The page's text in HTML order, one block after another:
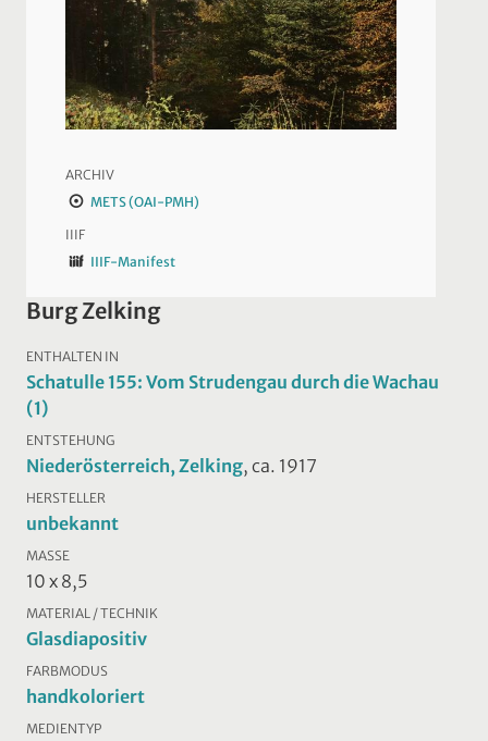
ARCHIV
METS (OAI-PMH)
IIIF
IIIF-Manifest
Burg Zelking
ENTHALTEN IN
Schatulle 155: Vom Strudengau durch die Wachau
(1)
ENTSTEHUNG
Niederösterreich, Zelking, ca. 1917
HERSTELLER
unbekannt
MASSE
10 x 8,5
MATERIAL / TECHNIK
Glasdiapositiv
FARBMODUS
handkoloriert
MEDIENTYP